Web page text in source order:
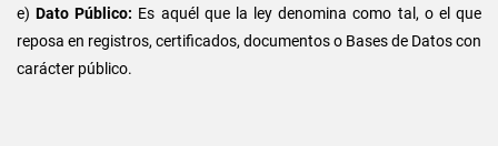
e)Dato Público: Es aquél que la ley denomina como tal, o el que
reposa en registros, certificados, documentos o Bases de Datos con
carácter público.